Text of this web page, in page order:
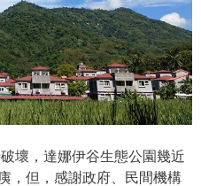
壞，達娜伊谷生態公園幾近
，但，感謝政府、民間機構